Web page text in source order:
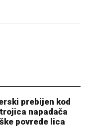
prebijen kod
napadača
povrede lica